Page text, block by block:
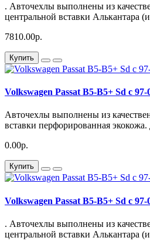
. Авточехлы выполнены из
центральной вставки Алькантара
7810.00р.
Купить
Volkswagen Passat B5-B5+ Sd с 97-
Авточехлы выполнены из
вставки перфорированная
0.00р.
Купить
Volkswagen Passat B5-B5+ Sd с 97-
. Авточехлы выполнены из
центральной вставки Алькантара